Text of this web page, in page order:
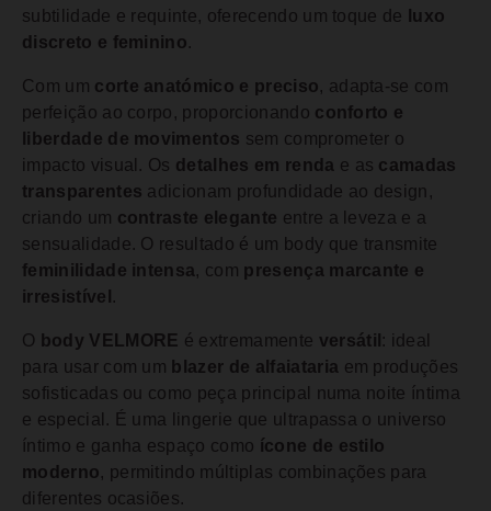
subtilidade e requinte, oferecendo um toque de
luxo
discreto e feminino.
Com um corte anatómico e preciso, adapta-se com
perfeição ao corpo, proporcionando conforto e
liberdade de movimentos sem comprometer o
impacto visual. Os detalhes em renda e as camadas
transparentes adicionam profundidade ao design,
criando um contraste elegante entre a leveza e a
sensualidade. O resultado é um body que transmite
feminilidade intensa, com presença marcante e
irresistível .
O body VELMORE é extremamente versátil : ideal
para usar com um blazer de alfaiataria em produções
sofisticadas ou como peça principal numa noite íntima
e especial. É uma lingerie que ultrapassa o universo
íntimo e ganha espaço como ícone de estilo
moderno, permitindo múltiplas combinações para
diferentes ocasiões.